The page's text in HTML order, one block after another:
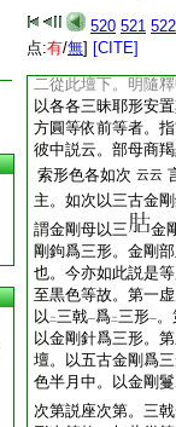
520 521 522
点:有/無] [CITE]
明牒經。二明隨釋
初中。交牒可云。
子 云云
二從此壇下。明隨
以各各三昧耶形安
方圓等依前等者。
彼中説云。部母商
索形色各如次 云云
主。如次以三古金
謂金剛母以三
金
剛鉤爲三形。金剛
也。今亦如此説是
至黒色等故。第一
以 二三戟一爲二三形一
以金剛針爲三形。
壇。以五古金剛爲
色半月中。以金剛
次第説座次第。三